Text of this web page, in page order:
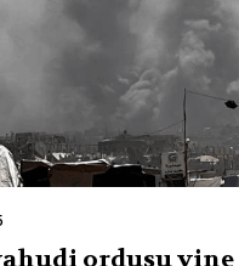
ordusu yine